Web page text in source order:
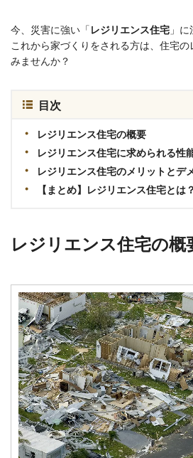
今、災害に強い「レジリエンス住宅 」
これから家づくりをされる方は、住宅
みませんか？
目次
レジリエンス住宅の概要
レジリエンス住宅に求められる性
レジリエンス住宅のメリットとデ
【まとめ】レジリエンス住宅とは？
レジリエンス住宅の概